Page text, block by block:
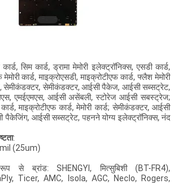
सिम कार्ड, ड्रामा मेमोरी इलेक्ट्रॉनिक्स, एसडी कार्ड,
कार्ड, माइक्रोएसडी, माइक्रोटीएफ कार्ड, फ्लैश मेमोरी
सेमीकंडक्टर, सेमीकंडक्टर, आईसी पैकेज, आईसी सब्सट्रेट,
एमईएमएस, आईसी असेंबली, स्टोरेज आईसी सबस्ट्रेज;
कार्ड, माइक्रोटीएफ कार्ड, मेमोरी कार्ड; सेमीकंडक्टर, आईसी
आईसी सब्सट्रेट, पहनने योग्य इलेक्ट्रॉनिक्स, नंद
:
(25um)
से ब्रांड: SHENGYI, मित्सुबिशी (BT-FR4),
Ticer, AMC, Isola, AGC, Neclo, Rogers,